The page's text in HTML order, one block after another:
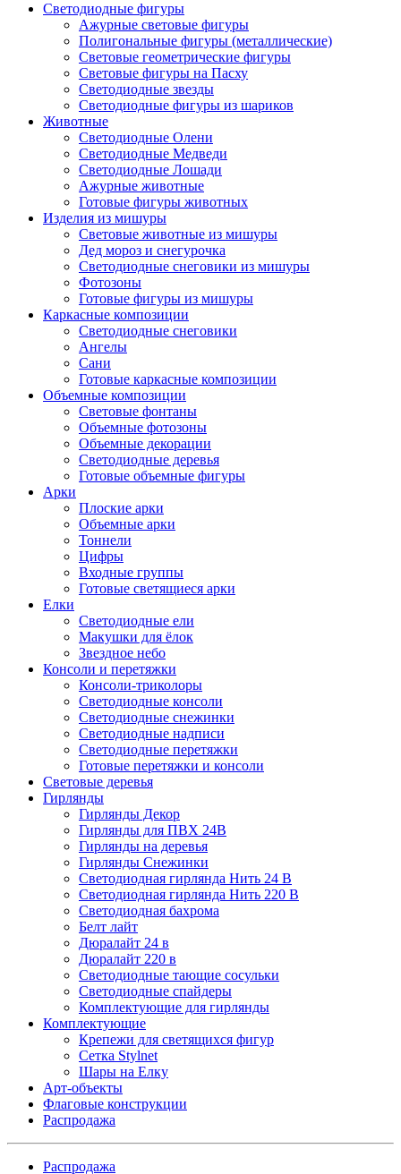
Светодиодные фигуры
Ажурные световые фигуры
Полигональные фигуры (металлические)
Световые геометрические фигуры
Световые фигуры на Пасху
Светодиодные звезды
Светодиодные фигуры из шариков
Животные
Светодиодные Олени
Светодиодные Медведи
Светодиодные Лошади
Ажурные животные
Готовые фигуры животных
Изделия из мишуры
Световые животные из мишуры
Дед мороз и снегурочка
Светодиодные снеговики из мишуры
Фотозоны
Готовые фигуры из мишуры
Каркасные композиции
Светодиодные снеговики
Ангелы
Сани
Готовые каркасные композиции
Объемные композиции
Световые фонтаны
Объемные фотозоны
Объемные декорации
Светодиодные деревья
Готовые объемные фигуры
Арки
Плоские арки
Объемные арки
Тоннели
Цифры
Входные группы
Готовые светящиеся арки
Елки
Светодиодные ели
Макушки для ёлок
Звездное небо
Консоли и перетяжки
Консоли-триколоры
Светодиодные консоли
Светодиодные снежинки
Светодиодные надписи
Светодиодные перетяжки
Готовые перетяжки и консоли
Световые деревья
Гирлянды
Гирлянды Декор
Гирлянды для ПВХ 24В
Гирлянды на деревья
Гирлянды Снежинки
Светодиодная гирлянда Нить 24 В
Светодиодная гирлянда Нить 220 В
Светодиодная бахрома
Белт лайт
Дюралайт 24 в
Дюралайт 220 в
Светодиодные тающие сосульки
Светодиодные спайдеры
Комплектующие для гирлянды
Комплектующие
Крепежи для светящихся фигур
Сетка Stylnet
Шары на Елку
Арт-объекты
Флаговые конструкции
Распродажа
Распродажа